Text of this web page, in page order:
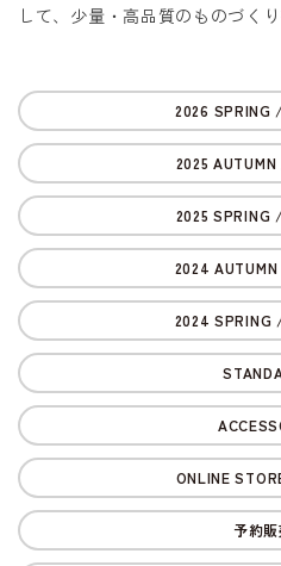
して、少量・高品質のものづく
2026 SPRING
2025
2025 SPRING
2024
2024 SPRING
ONLINE
予約販